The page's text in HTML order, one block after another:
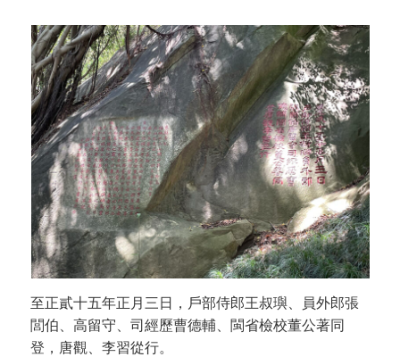
至正貳十五年正月三日，戶部侍郎王叔璵、員外郎張
閭伯、高留守、司經歷曹德輔、閩省檢校董公著同
登，唐觀、李習從行。